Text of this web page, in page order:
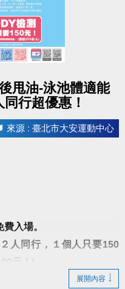
甩油-泳池體適能
行超優惠！
來源 : 臺北市大安運動中心
入場。
人同行，１個人只要150
元！)
展開內容